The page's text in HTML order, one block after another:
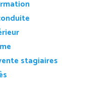
stagiaires